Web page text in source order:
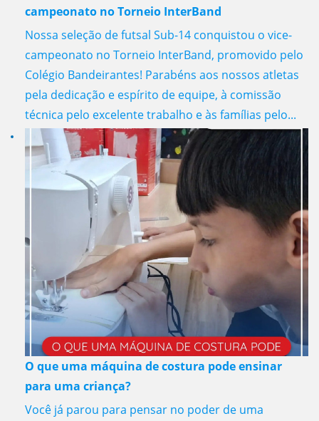
campeonato no Torneio InterBand
Nossa seleção de futsal Sub-14 conquistou o vice-
campeonato no Torneio InterBand, promovido pelo
Colégio Bandeirantes! Parabéns aos nossos atletas
pela dedicação e espírito de equipe, à comissão
técnica pelo excelente trabalho e às famílias pelo...
O que uma máquina de costura pode ensinar
para uma criança?
Você já parou para pensar no poder de uma